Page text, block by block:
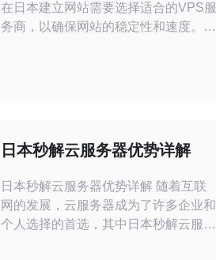
在日本建立网站需要选择适合的VPS服
务商，以确保网站的稳定性和速度。
日本秒解云服务器优势详解
日本秒解云服务器优势详解 随着互联
网的发展，云服务器成为了许多企业和
个人选择的首选，其中日本秒解云服务